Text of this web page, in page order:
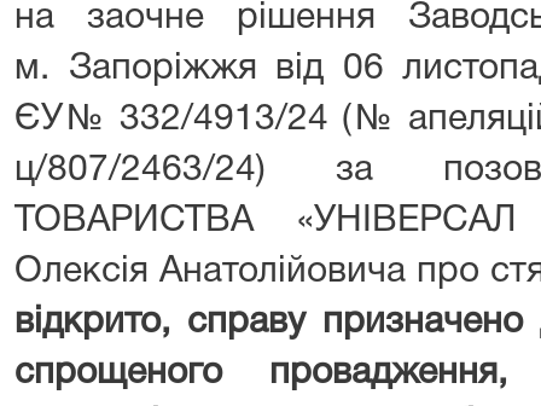
на заочне рішення
м. Запоріжжя від 06
ЄУ№ 332/4913/24 (№
ц/807/2463/24) за
ТОВАРИСТВА
Олексія Анатолійовича про
відкрито, справу
спрощеного